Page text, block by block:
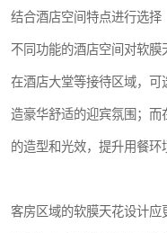
结合酒店空间特点进行选择
不同功能的酒店空间对软膜
在酒店大堂等接待区域，
造豪华舒适的迎宾氛围；
的造型和光效，提升用餐环
客房区域的软膜天花设计